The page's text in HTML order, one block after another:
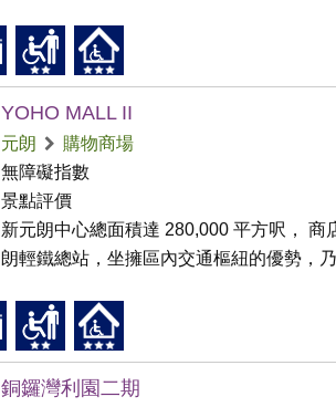
YOHO MALL II
元朗
購物商場
無障礙指數
景點評價
新元朗中心總面積達 280,000 平方呎， 商
朗輕鐵總站，坐擁區內交通樞紐的優勢，
銅鑼灣利園二期